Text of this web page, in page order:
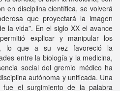
en disciplina científica, se volverá
que proyectará la imagen
la vida”. En el siglo XX el avance
explicar y manipular los
lo que a su vez favoreció la
entre la biología y la medicina,
social del gremio médico ha
autónoma y unificada. Una
fue el surgimiento de la palabra